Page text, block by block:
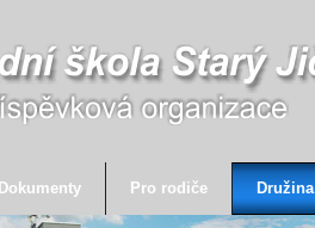
Dokumenty Pro rodiče Družina